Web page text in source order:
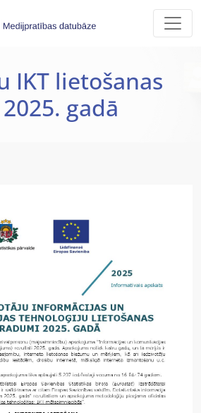
IKT lietošanas
gadā